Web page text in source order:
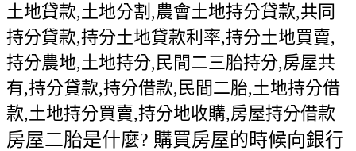
土地貸款,土地分割,農會土地持分貸款,共同
持分貸款,持分土地貸款利率,持分土地買賣,
持分農地,土地持分,民間二三胎持分,房屋共
有,持分貸款,持分借款,民間二胎,土地持分借
款,土地持分買賣,持分地收購,房屋持分借款
房屋二胎是什麼? 購買房屋的時候向銀行